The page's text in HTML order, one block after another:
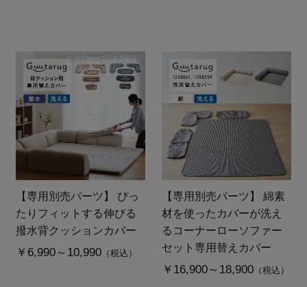
【専用別売パーツ】 ぴっ
たりフィットする伸びる
撥水背クッションカバー
￥6,990～10,990 （税込）
【専用別売パーツ】 綿素
材を使ったカバーが洗え
るコーナーローソファー
セット専用替えカバー
￥16,900～18,900（税込）